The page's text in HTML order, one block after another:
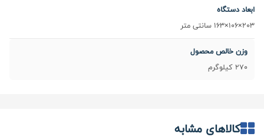
ابعاد دستگاه
203×106×163 سانتی متر
وزن خالص محصول
270 کیلوگرم
کالاهای مشابه